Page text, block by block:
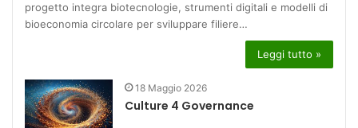
progetto integra biotecnologie, strumenti digitali e modelli di
bioeconomia circolare per sviluppare filiere…
Leggi tutto »
18 Maggio 2026
Culture 4 Governance